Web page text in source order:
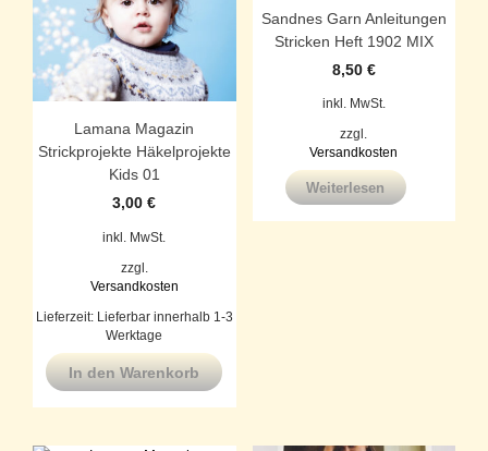
Lamana Magazin
Strickprojekte Häkelprojekte
Kids 01
3,00€
inkl. MwSt.
zzgl.
Versandkosten
Lieferzeit: Lieferbar innerhalb 1-3
Werktage
In den Warenkorb
Sandnes Garn Anleitungen
Stricken Heft 1902 MIX
8,50 €
inkl. MwSt.
zzgl.
Versandkosten
Weiterlesen